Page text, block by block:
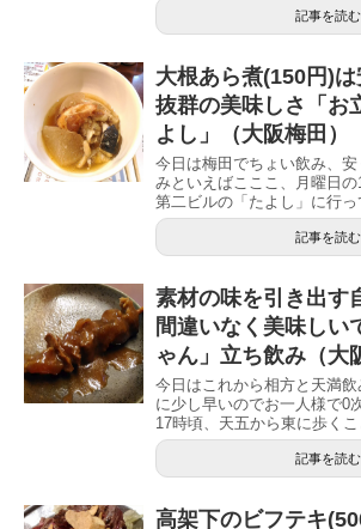
記事を読む
大根あら煮(150円)
抜群の美味しさ「
よし」（大阪梅田）
今日は梅田でちょい飲み、
みといえばこここ、月曜日
第二ビルの「たよし」に行
記事を読む
素材の味を引き出す
間違いなく美味しい
ゃん」立ち飲み（大
今日はこれから相方と天満
に少し早いのでお一人様で0
17時頃、天五から東に歩く
記事を読む
高架下のビフテキ